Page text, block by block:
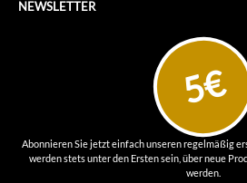
NEWSLETTER
5€
Abonnieren Sie jetzt einfach unseren regelmäßig
werden stets unter den Ersten sein, über neue
werden.